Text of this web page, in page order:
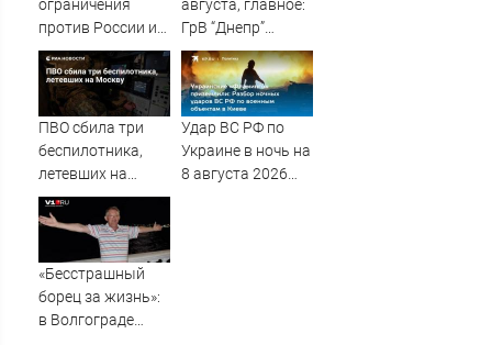
возвращать
границу
ограничения
против России и
Ирана прошли
голосование в
Сенате США
августа, главное:
ГрВ “Днепр”
начинает битву за
Орехов
ПВО сбила три
беспилотника,
летевших на
Москву
Удар ВС РФ по
Украине в ночь на
8 августа 2026
«Бесстрашный
борец за жизнь»:
в Волгограде